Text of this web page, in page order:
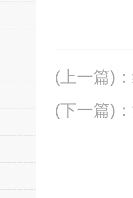
(上一篇) ：
(下一篇) ：